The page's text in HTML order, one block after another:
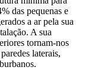
das pequenas e
a ar pela sua
A sua
tornam-nos
laterais,